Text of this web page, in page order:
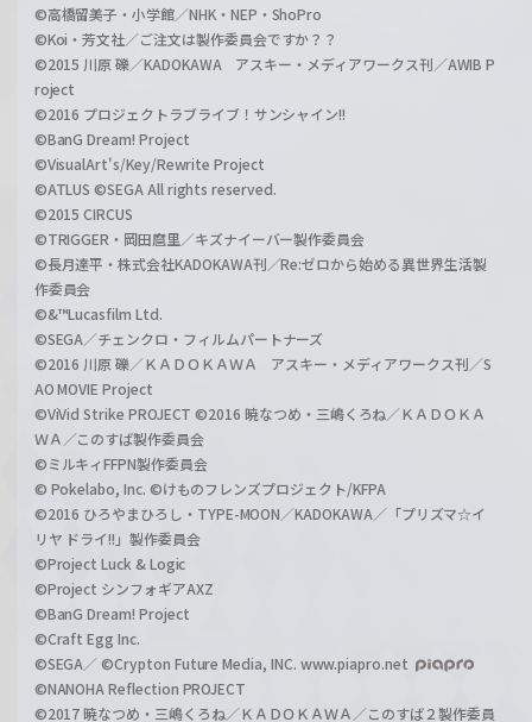
©高橋留美子・小学館／NHK・NEP・ShoPro
©Koi・芳文社／ご注文は製作委員会ですか？？
©2015 川原 礫／KADOKAWA アスキー・メディアワークス刊／AWIB P
roject
©2016 プロジェクトラブライブ！サンシャイン!!
©BanG Dream! Project
©VisualArt's/Key/Rewrite Project
©ATLUS ©SEGA All rights reserved.
©2015 CIRCUS
©TRIGGER・岡田麿里／キズナイーバー製作委員会
©長月達平・株式会社KADOKAWA刊／Re:ゼロから始める異世界生活製
作委員会
©&™Lucasfilm Ltd.
©SEGA／チェンクロ・フィルムパートナーズ
©2016 川原 礫／ＫＡＤＯＫＡＷＡ アスキー・メディアワークス刊／S
AO MOVIE Project
©ViVid Strike PROJECT ©2016 暁なつめ・三嶋くろね／ＫＡＤＯＫＡ
ＷＡ／このすば製作委員会
©ミルキィFFPN製作委員会
© Pokelabo, Inc. ©けものフレンズプロジェクト/KFPA
©2016 ひろやまひろし・TYPE-MOON／KADOKAWA／「プリズマ☆イ
リヤ ドライ!!」製作委員会
©Project Luck & Logic
©Project シンフォギアAXZ
©BanG Dream! Project
©Craft Egg Inc.
©SEGA／ ©Crypton Future Media, INC. www.piapro.net
©NANOHA Reflection PROJECT
©2017 暁なつめ・三嶋くろね／ＫＡＤＯＫＡＷＡ／このすば２製作委員